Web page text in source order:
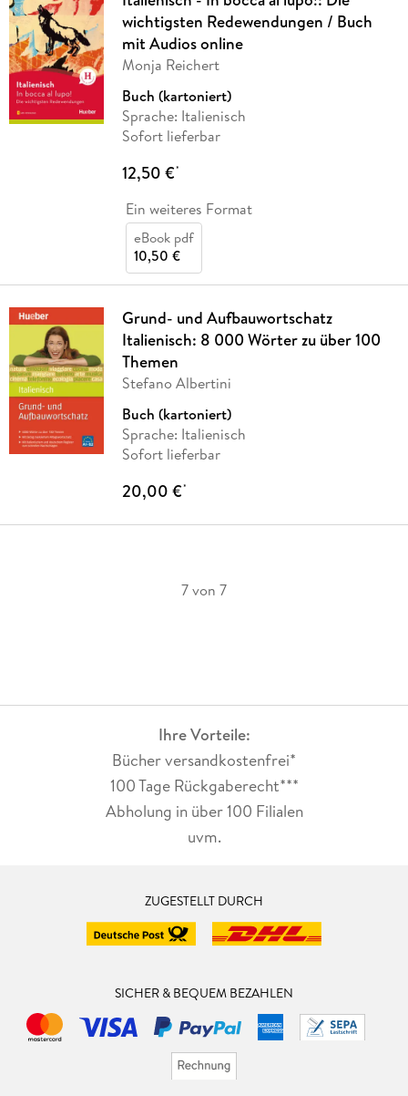
wichtigsten Redewendungen / Buch
mit Audios online
Monja Reichert
Buch (kartoniert)
Sprache: Italienisch
Sofort lieferbar
12,50 €*
Ein weiteres Format
eBook pdf
10,50 €
Grund- und Aufbauwortschatz
Italienisch: 8 000 Wörter zu über 100
Themen
Stefano Albertini
Buch (kartoniert)
Sprache: Italienisch
Sofort lieferbar
20,00 €*
7 von 7
Ihre Vorteile:
Bücher versandkostenfrei*
100 Tage Rückgaberecht***
Abholung in über 100 Filialen
uvm.
ZUGESTELLT DURCH
SICHER & BEQUEM BEZAHLEN